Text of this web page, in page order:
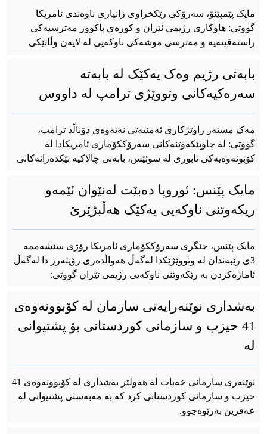
مایک پێمپێئۆ، سەرۆکی رێکخراوی زانیاری ناوەندی ئامریکا
گووتی: هاوکاری رژیمی ئێران و کورەی باکوور مەترسیەکی
راستەقینەیە و مەترسی موشەکی ناوکەیی لە لایەن وڵاتێکی
بابەتی رژیم وەک یەکێک لە بابەتە
سەرەکیەکانی وتووێژی ترامپ لە داووس
مەک مستەر راوێژکاری ئەمنیەتی نەتەوەی دۆناڵد ترامپ،
گووتی: لە چاوپێکەوتنەکانی سەرۆککۆماری ئامریکادا لە
کۆبونەوەیەکی ئابوری لە سوئێس، بابەتی چالاکیە تێکدەرانەکانی
مایک پێنس: ئوروپا دەبێت لەنێوان ئێمەو
ریکەوتنی ناوکەیی یەکێک هەڵبژێرێ‌
مایک پێنس، جێگری سەرۆککۆماری ئامریکا رۆژی سێشەممە
3ی رێبەندان لە وتووێژێکدا لەگەڵ هەواڵدەری رۆیتەرز دا لەگەڵ
ئاماژەکردن بە رێکەوتنی ناوکەیی رژیمی ئێران گووتی:
بەشداری نوێنەرایەتی سازمان لە کۆبوونەوەی
41 حیزب و سازمانی کوردستانی بۆ پشتیوانی
لە
نوێنەری سازمانی خەبات لە هەولێر بەشداری لە کۆبوونەوەی 41
حیزب و سازمانی کوردستانی کرد کە بە مەبەستی پشتیوانی لە
عەفرین بەرێوەچوو.